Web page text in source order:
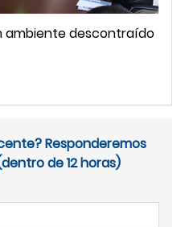
ambiente descontraído
Responderemos
de 12 horas)